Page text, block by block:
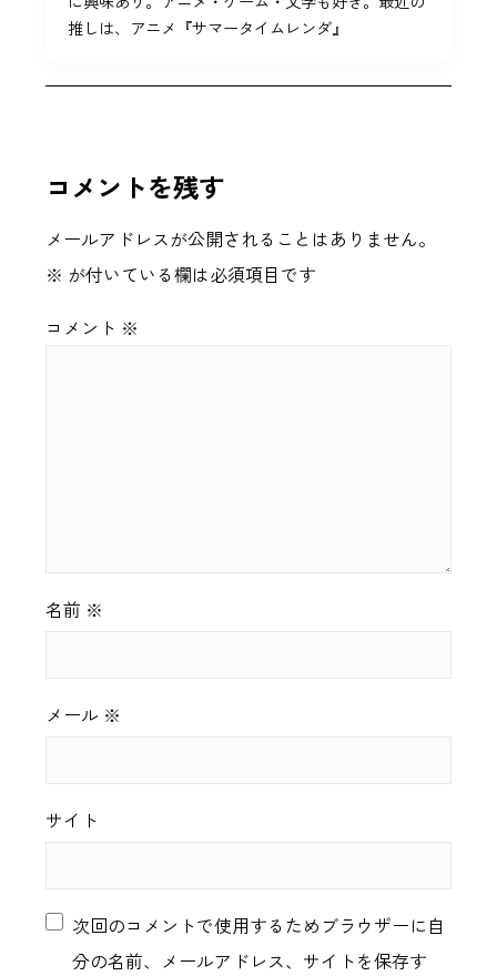
推しは、アニメ『サマータイムレンダ』
コメントを残す
メールアドレスが公開されることはありません。
※ が付いている欄は必須項目です
コメント ※
名前 ※
メール ※
サイト
次回のコメントで使用するためブラウザーに自
分の名前、メールアドレス、サイトを保存す